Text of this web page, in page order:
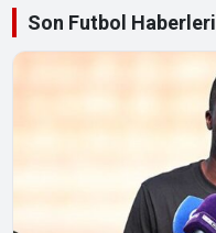
Son Futbol Haberleri